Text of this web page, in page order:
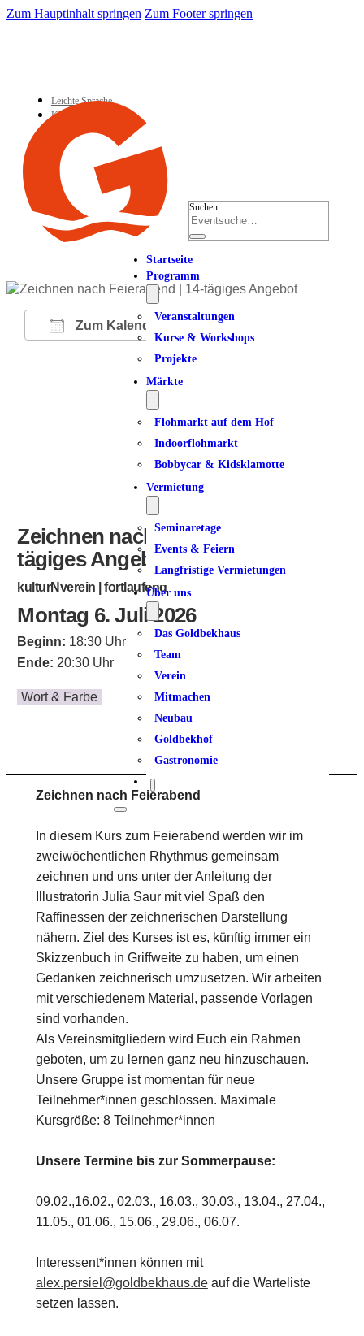
Zum Hauptinhalt springen Zum Footer springen
Leichte Sprache
Kontakt
Suchen
Startseite
Programm
Veranstaltungen
Kurse & Workshops
Projekte
Märkte
Flohmarkt auf dem Hof
Indoorflohmarkt
Bobbycar & Kidsklamotte
Vermietung
Seminaretage
Events & Feiern
Langfristige Vermietungen
Über uns
Das Goldbekhaus
Team
Verein
Mitmachen
Neubau
Goldbekhof
Gastronomie
Zum Kalender hinzufügen
ICS herunterladen
Google Kalender
iCalendarOffice 365
Zeichnen nach Feierabend | 14-
tägiges Angebot
kulturNverein | fortlaufend
Montag 6. Juli 2026
Beginn: 18:30 Uhr
Ende: 20:30 Uhr
Wort & Farbe
Zeichnen nach Feierabend
In diesem Kurs zum Feierabend werden wir im
zweiwöchentlichen Rhythmus gemeinsam
zeichnen und uns unter der Anleitung der
Illustratorin Julia Saur mit viel Spaß den
Raffinessen der zeichnerischen Darstellung
nähern. Ziel des Kurses ist es, künftig immer ein
Skizzenbuch in Griffweite zu haben, um einen
Gedanken zeichnerisch umzusetzen. Wir arbeiten
mit verschiedenem Material, passende Vorlagen
sind vorhanden.
Als Vereinsmitgliedern wird Euch ein Rahmen
geboten, um zu lernen ganz neu hinzuschauen.
Unsere Gruppe ist momentan für neue
Teilnehmer*innen geschlossen. Maximale
Kursgröße: 8 Teilnehmer*innen
Unsere Termine bis zur Sommerpause:
09.02.,16.02., 02.03., 16.03., 30.03., 13.04., 27.04.,
11.05., 01.06., 15.06., 29.06., 06.07.
Interessent*innen können mit
alex.persiel@goldbekhaus.deauf die Warteliste
setzen lassen.